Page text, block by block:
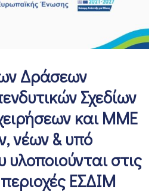
Δράσεων
Σχεδίων
και ΜΜΕ
νέων & υπό
στις
ΕΣΔΙΜ